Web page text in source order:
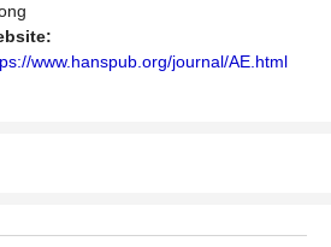
www.hanspub.org/journal/AE.html